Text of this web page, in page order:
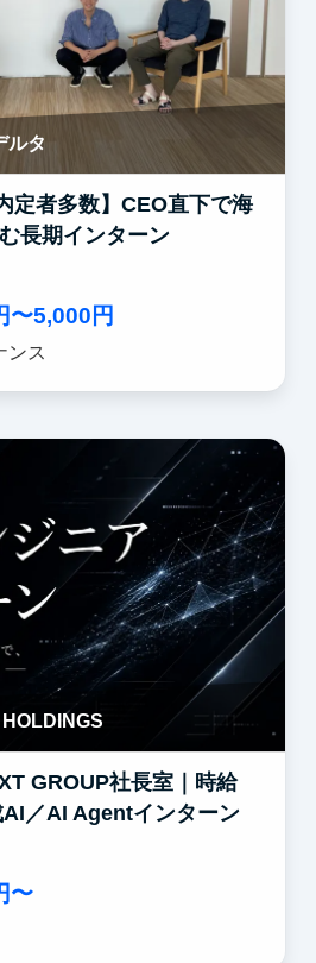
ルタ
定者多数】CEO直下で海
長期インターン
〜5,000円
ンス
GROUP社長室｜時給
／AI Agentインターン
〜